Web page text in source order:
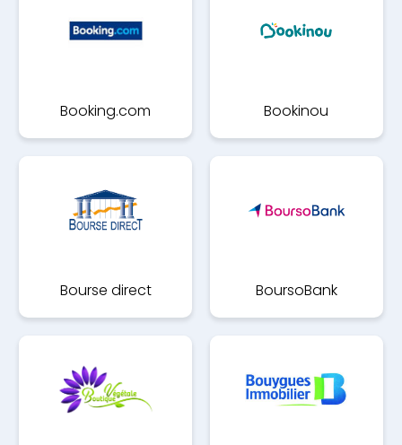
Booking.com Bookinou
Bourse direct BoursoBank